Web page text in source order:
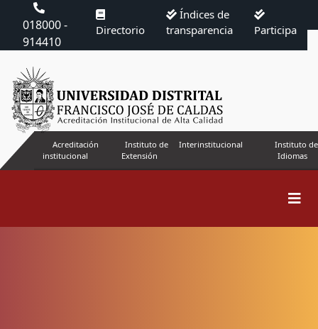
018000 -
914410
Directorio
Índices de
transparencia
Participa
Acreditación
institucional
Instituto de
Extensión
Interinstitucional
Instituto de
Idiomas